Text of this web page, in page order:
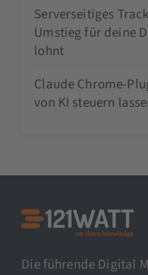
Serverseitiges
Umstieg für deine
lohnt
Claude Chrome-
von KI steuern
Die führende Digital